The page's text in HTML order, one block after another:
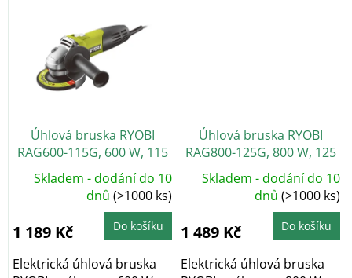
Úhlová bruska RYOBI
RAG600-115G, 600 W, 115
mm
Skladem - dodání do 10
dnů (>1000 ks)
1 189 Kč Do košíku
Elektrická úhlová bruska
Úhlová bruska RYOBI
RAG800-125G, 800 W, 125
mm
Skladem - dodání do 10
dnů (>1000 ks)
1 489 Kč Do košíku
Elektrická úhlová bruska